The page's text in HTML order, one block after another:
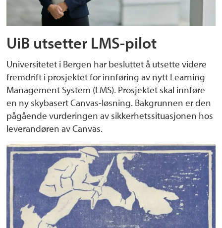
UiB utsetter LMS-pilot
Universitetet i Bergen har besluttet å utsette videre
fremdrift i prosjektet for innføring av nytt Learning
Management System (LMS). Prosjektet skal innføre
en ny skybasert Canvas-løsning. Bakgrunnen er den
pågående vurderingen av sikkerhetssituasjonen hos
leverandøren av Canvas.